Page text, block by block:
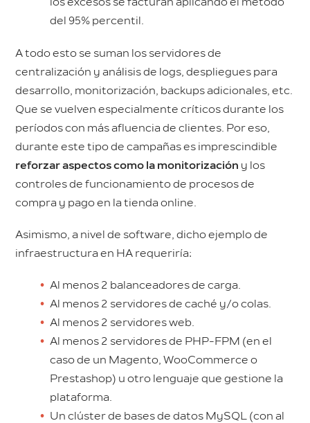
del 95% percentil.
A todo esto se suman los servidores de
centralización y análisis de logs, despliegues para
desarrollo, monitorización, backups adicionales, etc.
Que se vuelven especialmente críticos durante los
períodos con más afluencia de clientes. Por eso,
durante este tipo de campañas es imprescindible
reforzar aspectos como la monitorización y los
controles de funcionamiento de procesos de
compra y pago en la tienda online.
Asimismo, a nivel de software, dicho ejemplo de
infraestructura en HA requeriría:
Al menos 2 balanceadores de carga.
Al menos 2 servidores de caché y/o colas.
Al menos 2 servidores web.
Al menos 2 servidores de PHP-FPM (en el
caso de un Magento, WooCommerce o
Prestashop) u otro lenguaje que gestione la
plataforma.
Un clúster de bases de datos MySQL (con al